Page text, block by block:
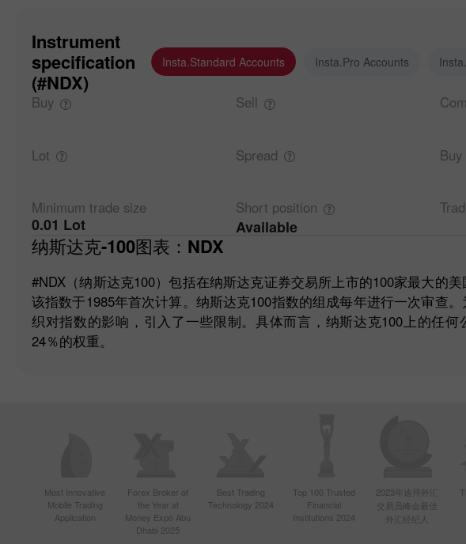
Instrument
specification
(#NDX)
Insta.Standard Accounts Insta.Pro Accounts
Buy Sell
Lot Spread Buy
Minimum trade size
0.01 Lot
Short position
Available
纳斯达克-100图表：NDX
#NDX（纳斯达克100）包括在纳斯达克证券交易所上市的100家最大的美
该指数于1985年首次计算。纳斯达克100指数的组成每年进行一次审查
织对指数的影响，引入了一些限制。具体而言，纳斯达克100上的任何
24％的权重。
Most Innovative
Mobile Trading
Application
Forex Broker of
the Year at
Money Expo Abu
Dhabi 2025
Best Trading
Technology 2024
Top 100 Trusted
Financial
Institutions 2024
2023年迪拜外汇
交易员峰会最佳
外汇经纪人